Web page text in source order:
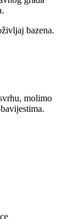
bazena.
molimo